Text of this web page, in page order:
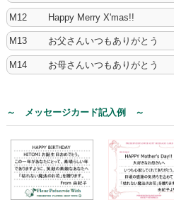
M12 Happy Merry X'mas!!
M13 お父さんいつもありがとう
M14 お母さんいつもありがとう
～ メッセージカード記入例 ～